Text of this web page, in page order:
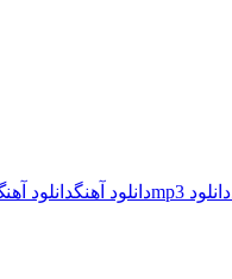
دانلود mp3 دانلود آهنگدانلود